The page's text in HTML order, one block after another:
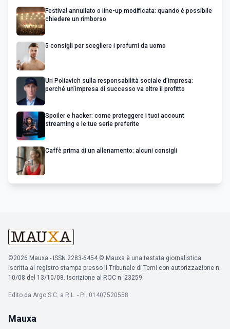
Festival annullato o line-up modificata: quando è possibile
chiedere un rimborso
5 consigli per scegliere i profumi da uomo
Uri Poliavich sulla responsabilità sociale d’impresa:
perché un’impresa di successo va oltre il profitto
Spoiler e hacker: come proteggere i tuoi account
streaming e le tue serie preferite
Caffè prima di un allenamento: alcuni consigli
©2026 Mauxa - ISSN 2283-6454 © Mauxa è una testata giornalistica
iscritta al registro stampa presso il Tribunale di Terni con autorizzazione n.
10/08 del 13/10/08. Iscrizione al ROC n. 23259.
Edito da Argo S.C. a R.L. - P.I. 01407520558
Mauxa